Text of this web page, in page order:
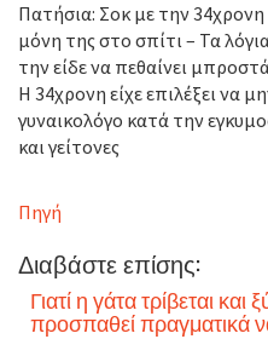
Πατήσια: Σοκ με την
μόνη της στο σπίτι – Τα
την είδε να πεθαίνει
Η 34χρονη είχε επιλέξει να
γυναικολόγο κατά την
και γείτονες
Πηγή
Διαβάστε επίσης:
Γιατί η γάτα τρίβεται
προσπαθεί πραγματικά